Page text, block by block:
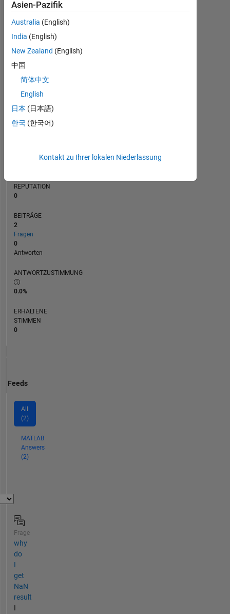
BEITRÄGE L
0
1
REPUTATION
0
BEITRÄGE
2
Fragen
0
Antworten
ANTWORTZUSTIMMUNG
0.0%
ERHALTENE
STIMMEN
0
Feeds
All
(2)
MATLAB
Answers
(2)
Frage
why
do
I
get
NaN
result
I
Asien-Pazifik
Australia (English)
India (English)
New Zealand (English)
中国
简体中文
English
日本 (日本語)
한국 (한국어)
Kontakt zu Ihrer lokalen Niederlassung